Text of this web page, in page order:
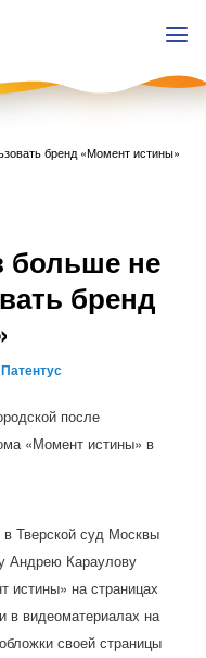
бренд «Момент истины»
больше не
бренд
Патентус
после
«Момент истины» в
Тверской суд Москвы
Андрею Караулову
истины» на страницах
в видеоматериалах на
своей страницы